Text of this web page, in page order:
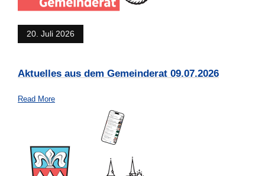
20. Juli 2026
Aktuelles aus dem Gemeinderat 09.07.2026
Read More